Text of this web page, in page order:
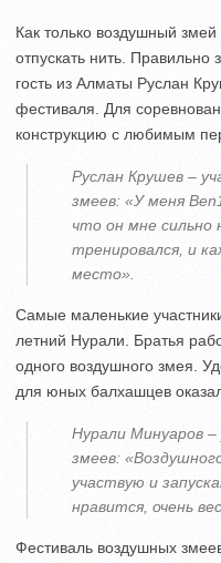
Как только воздушный
отпускать нить. Правильно
гость из Алматы Руслан
фестиваля. Для
конструкцию с любимым
Руслан Крушев –
змеев: «У меня
что он мне сильно
тренировался, и
место».
Самые маленькие
летний Нурали. Братья
одного воздушного змея.
для юных балхашцев
Нурали Минуаров
змеев:
участвую и
нравится, очень
Фестиваль воздушных